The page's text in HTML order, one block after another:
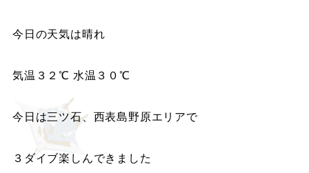
今日の天気は晴れ
気温３２℃ 水温３０℃
今日は三ツ石、西表島野原エリアで
３ダイブ楽しんできました